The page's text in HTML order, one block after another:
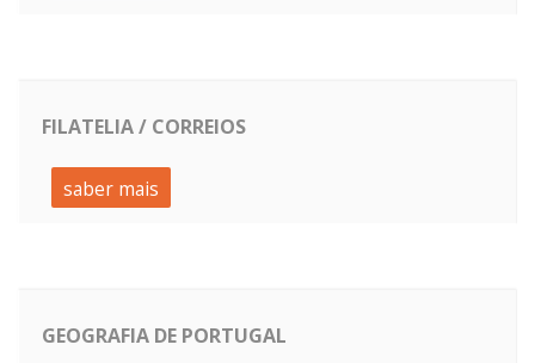
FILATELIA / CORREIOS
saber mais
GEOGRAFIA DE PORTUGAL